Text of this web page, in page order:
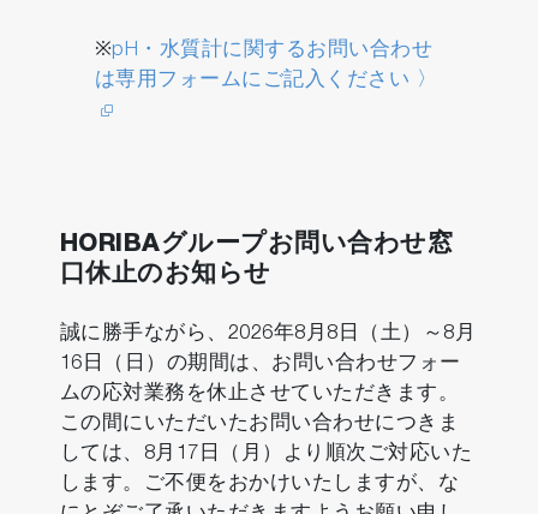
※pH・水質計に関するお問い合わせ
は専用フォームにご記入ください 〉
HORIBAグループお問い合わせ窓
口休止のお知らせ
誠に勝手ながら、2026年8月8日（土）～8月
16日（日）の期間は、お問い合わせフォー
ムの応対業務を休止させていただきます。
この間にいただいたお問い合わせにつきま
しては、8月17日（月）より順次ご対応いた
します。ご不便をおかけいたしますが、な